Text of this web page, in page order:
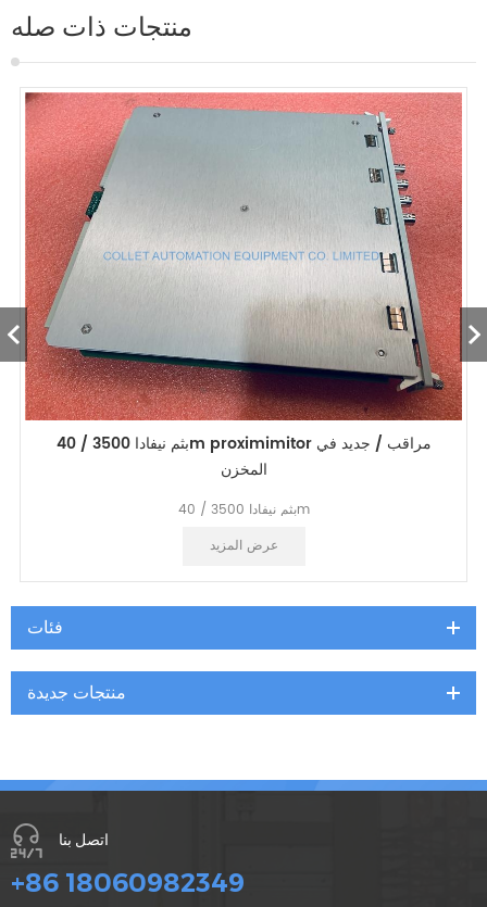
منتجات ذات صله
بثم نيفادا 3500 / 40m proximimitor مراقب / جديد في
المخزن
بثم نيفادا 3500 / 40m
العلامة التجارية الجديدة الأصلي المنتجات الأصلية
عرض المزيد
فئات
منتجات جديدة
اتصل بنا
+86 18060982349